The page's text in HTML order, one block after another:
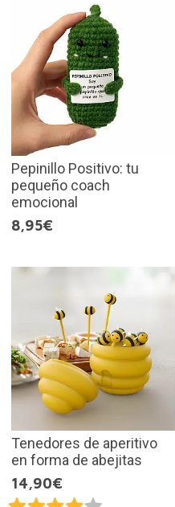
Pepinillo Positivo: tu
pequeño coach
emocional
8,95€
Tenedores de aperitivo
en forma de abejitas
14,90€